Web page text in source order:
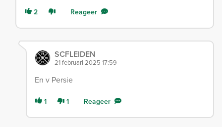
2 Reageer
SCFLEIDEN
21 februari 2025 17:59
En v Persie
1 1 Reageer